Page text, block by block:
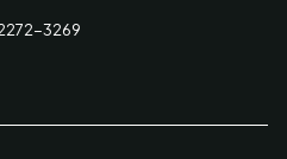
3269